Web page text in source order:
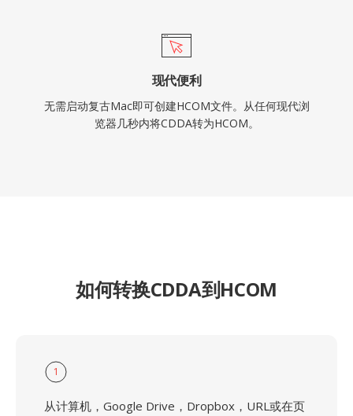
现代便利
无需启动复古Mac即可创建HCOM文件。从任何现代浏
览器几秒内将CDDA转为HCOM。
如何转换CDDA到HCOM
1
从计算机，Google Drive，Dropbox，URL或在页